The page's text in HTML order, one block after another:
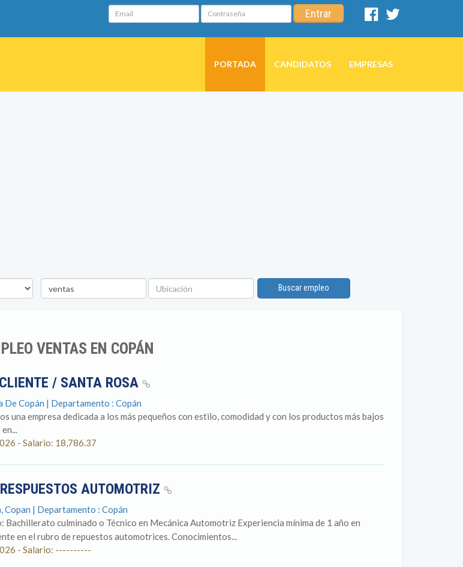
Email Contraseña Entrar
Facebook
PORTADA CANDIDATOS EMPRESAS
Palabra
clave
Ubicación
Buscar empleo
VENTAS EN COPÁN
/ SANTA ROSA
De Copán | Departamento : Copán
una empresa dedicada a los más pequeños con estilo, comodidad y con los productos más bajos
- Salario: 18,786.37
AUTOMOTRIZ
Copan | Departamento : Copán
Bachillerato culminado o Técnico en Mecánica Automotriz Experiencia mínima de 1 año en
en el rubro de repuestos automotrices. Conocimientos...
- Salario: ----------